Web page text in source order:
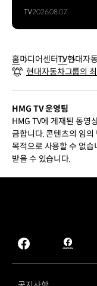
TV2026.08.07
홈미디어센터TV현대자
현대자동차그룹의
HMG TV 운영팀
HMG TV에 게재된 동영
금합니다. 콘텐츠의 임
목적으로 사용할 수 없습
받을 수 있습니다.
facebook
hmg
journal